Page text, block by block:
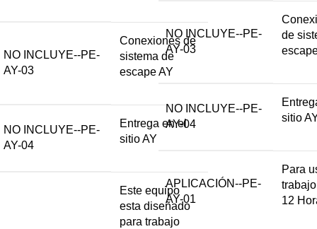
NO INCLUYE--PE-
AY-03
Conexiones de
sistema de
escape AY
NO INCLUYE--PE-
AY-04
Entrega en el
sitio AY
Este equipo
esta diseñado
para trabajo
NO INCLUYE--PE-
AY-03
de
NO INCLUYE--PE-
AY-04
sitio
APLICACIÓN--PE-
AY-01
Para
12